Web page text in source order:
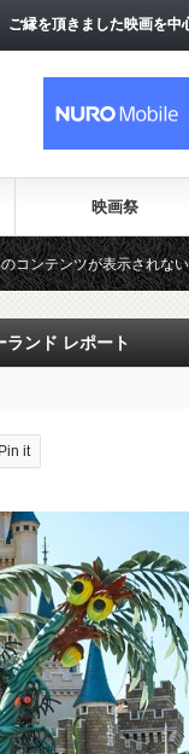
縁を頂きました映画を中
縁を頂きました映画を中
映画祭
い場合があります。（一
ンド レポート
Pin it